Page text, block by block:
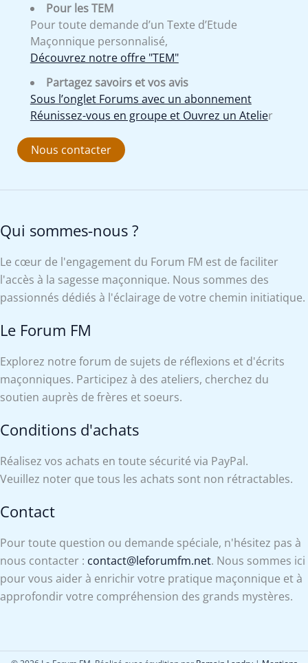
Pour les TEM
Pour toute demande d’un Texte d’Etude
Maçonnique personnalisé,
Découvrez notre offre "TEM"
Partagez savoirs et vos avis
Sous l’onglet Forums avec un abonnement
Réunissez-vous en groupe et Ouvrez un Atelier
Nous contacter
Qui sommes-nous ?
Le cœur de l'engagement du Forum FM est de faciliter
l'accès à la sagesse maçonnique. Nous sommes des
passionnés dédiés à l'éclairage de votre chemin initiatique.
Le Forum FM
Explorez notre forum de sujets de réflexions et d'écrits
maçonniques. Participez à des ateliers, cherchez du
soutien auprès de frères et soeurs.
Conditions d'achats
Réalisez vos achats en toute sécurité via PayPal.
Veuillez noter que tous les achats sont non rétractables.
Contact
Pour toute question ou demande spéciale, n'hésitez pas à
nous contacter : contact@leforumfm.net. Nous sommes ici
pour vous aider à enrichir votre pratique maçonnique et à
approfondir votre compréhension des grands mystères.